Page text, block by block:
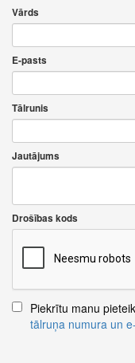
Vārds
E-pasts
Tālrunis
Jautājums
Drošības kods
Piekrītu manu
tālruņa numura un